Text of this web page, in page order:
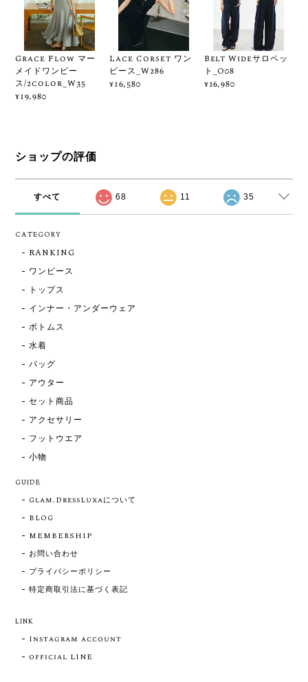
Grace Flow マー
メイドワンピー
ス/2color_W35
¥19,980
Lace Corset ワン
ピース_W286
¥16,580
Belt Wideサロペッ
ト_O08
¥16,980
ショップの評価
すべて 68 11 35
CATEGORY
RANKING
ワンピース
トップス
インナー・アンダーウェア
ボトムス
水着
バッグ
アウター
セット商品
アクセサリー
フットウエア
小物
GUIDE
Glam.DressLuxaについて
BLOG
MEMBERSHIP
お問い合わせ
プライバシーポリシー
特定商取引法に基づく表記
LINK
Instagram account
official LINE